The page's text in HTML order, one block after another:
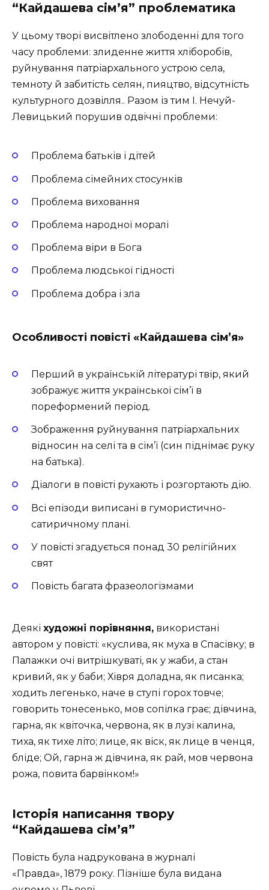
“Кайдашева сiм’я” проблематика
У цьому творі висвітлено злободенні для того
часу проблеми: злиденне життя хліборобів,
руйнування патріархального устрою села,
темноту й забитість селян, пияцтво, відсутність
культурного дозвілля.. Разом із тим І. Нечуй-
Левицький порушив одвічні проблеми:
Проблема батьків і дітей
Проблема сімейних стосунків
Проблема виховання
Проблема народної моралі
Проблема віри в Бога
Проблема людської гідності
Проблема добра і зла
Особливості повісті «Кайдашева сім’я»
Перший в українській літературі твір, який
зображує життя української сім’ї в
пореформений період.
Зображення руйнування патріархальних
відносин на селі та в сім’ї (син піднімає руку
на батька).
Діалоги в повісті рухають і розгортають дію.
Всі епізоди виписані в гумористично-
сатиричному плані.
У повісті згадується понад 30 релігійних
свят
Повість багата фразеологізмами
Деякі художні порівняння, використані
автором у повісті: «куслива, як муха в Спасівку; в
Палажки очі витрішкуваті, як у жаби, а стан
кривий, як у баби; Хівря доладна, як писанка;
ходить легенько, наче в ступі горох товче;
говорить тонесенько, мов сопілка грає; дівчина,
гарна, як квіточка, червона, як в лузі калина,
тиха, як тихе літо; лице, як віск, як лице в ченця,
бліде; Ой, гарна ж дівчина, як рай, мов червона
рожа, повита барвінком!»
Історія написання твору
“Кайдашева сім’я”
Повість була надрукована в журналі
«Правда», 1879 року. Пізніше була видана